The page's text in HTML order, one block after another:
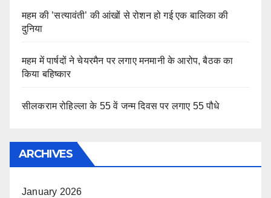
महम की ’सत्यावंती’ की आंखों से रोशन हो गई एक बालिका की
दुनिया
महम में पार्षदों ने चेयरमैन पर लगाए मनमानी के आरोप, बैठक का
किया बहिष्कार
सीलकराम रोहिल्ला के 55 वें जन्म दिवस पर लगाए 55 पौधे
ARCHIVES
January 2026